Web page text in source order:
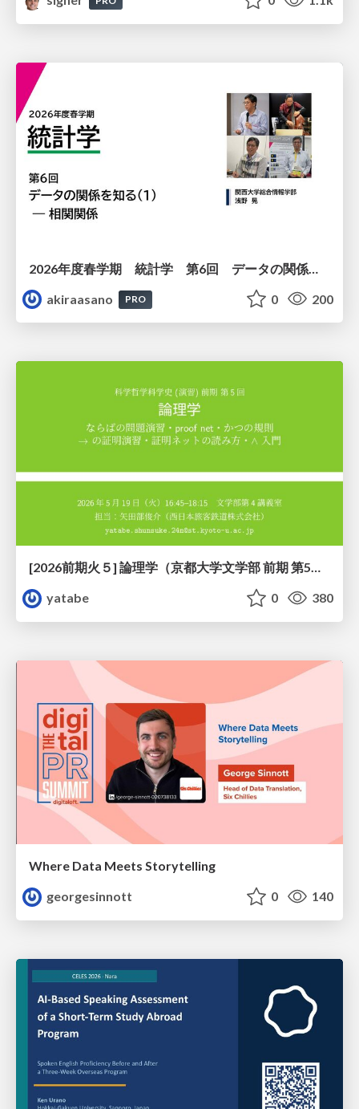
akiraasano
PRO 0 200
[2026前期火５] 論理学（京都大学文学部 前期 第5回）「 ならばの問題演習・proof net・かつの規則」
yatabe
0 380
Where Data Meets Storytelling
georgesinnott
0 140